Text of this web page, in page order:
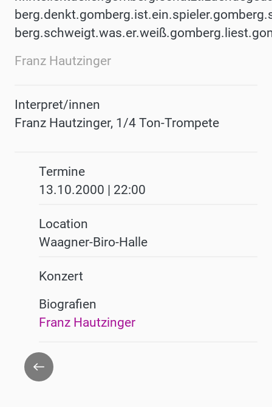
Franz Hautzinger
Interpret/innen
Franz Hautzinger, 1/4 Ton-Trompete
Termine
13.10.2000 | 22:00
Location
Waagner-Biro-Halle
Konzert
Biografien
Franz Hautzinger
Zurück